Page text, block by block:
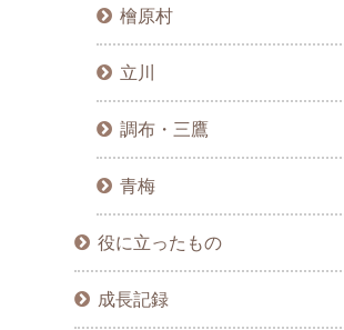
檜原村
立川
調布・三鷹
青梅
役に立ったもの
成長記録